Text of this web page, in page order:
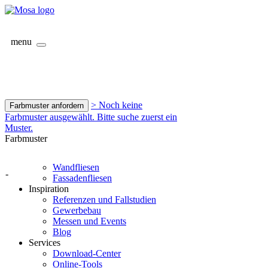
menu
Farbmuster anfordern
> Noch keine
Farbmuster ausgewählt. Bitte suche zuerst ein
Muster.
Farbmuster
-
Wandfliesen
Fassadenfliesen
Inspiration
Referenzen und Fallstudien
Gewerbebau
Messen und Events
Blog
Services
Download-Center
Online-Tools